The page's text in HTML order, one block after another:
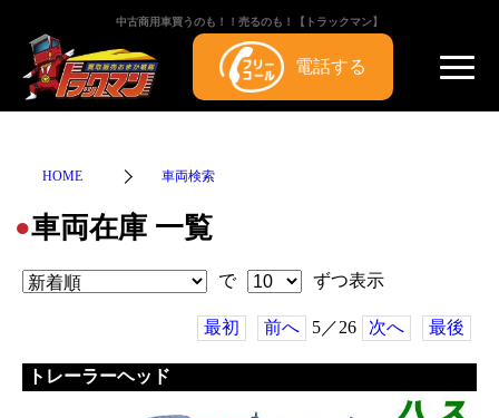
中古商用車買うのも！！売るのも！【トラックマン】
電話する
HOME 車両検索
●車両在庫 一覧
で ずつ表示
最初 前へ 5／26 次へ 最後
トレーラーヘッド